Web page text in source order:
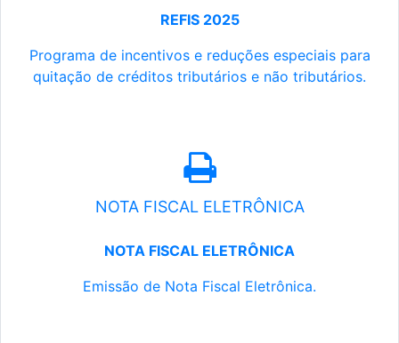
REFIS 2025
Programa de incentivos e reduções especiais para
quitação de créditos tributários e não tributários.
NOTA FISCAL ELETRÔNICA
NOTA FISCAL ELETRÔNICA
Emissão de Nota Fiscal Eletrônica.